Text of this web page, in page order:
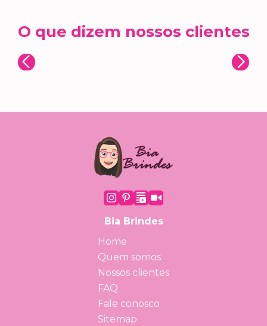
O que dizem nossos clientes
Bia Brindes
Home
Quem somos
Nossos clientes
FAQ
Fale conosco
Sitemap